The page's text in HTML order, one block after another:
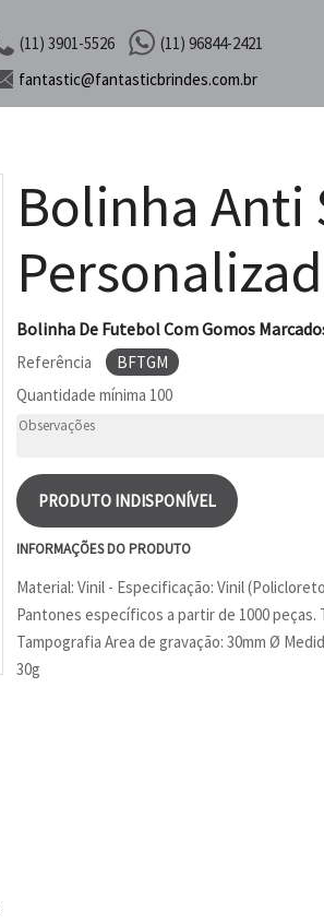
(11) 3901-5526
(11) 96844-2421
fantastic@fantasticbrindes.com.br
Bolinha Anti
Bolinha De Futebol Com Gomos
Referência
BFTGM
Quantidade mínima 100
PRODUTO INDISPONÍVEL
INFORMAÇÕES DO PRODUTO
Material: Vinil - Especificação: Vinil
Pantones específicos a partir de 1000 peças.
Tampografia Area de gravação: 30mm Ø
30g